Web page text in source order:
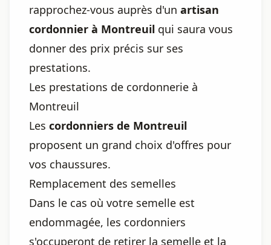
rapprochez-vous auprès d'un artisan
cordonnier à Montreuil qui saura vous
donner des prix précis sur ses
prestations.
Les prestations de cordonnerie à
Montreuil
Les cordonniers de Montreuil
proposent un grand choix d'offres pour
vos chaussures.
Remplacement des semelles
Dans le cas où votre semelle est
endommagée, les cordonniers
s'occuperont de retirer la semelle et la